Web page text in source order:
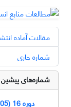
مقالات آماده
شماره جاری
شماره‌های
دوره 16 (1405)